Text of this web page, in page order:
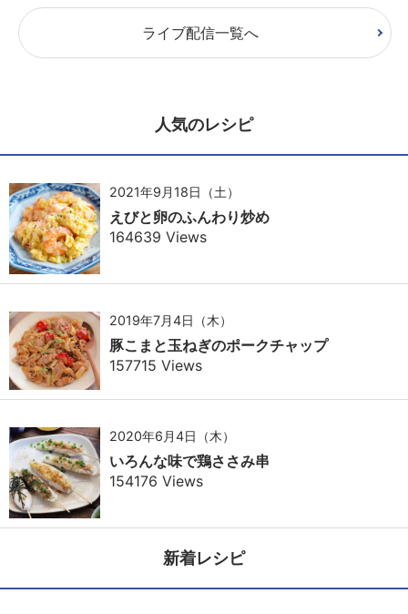
ライブ配信一覧へ
人気のレシピ
2021年9月18日（土）
えびと卵のふんわり炒め
164639 Views
2019年7月4日（木）
豚こまと玉ねぎのポークチャップ
157715 Views
2020年6月4日（木）
いろんな味で鶏ささみ串
154176 Views
新着レシピ